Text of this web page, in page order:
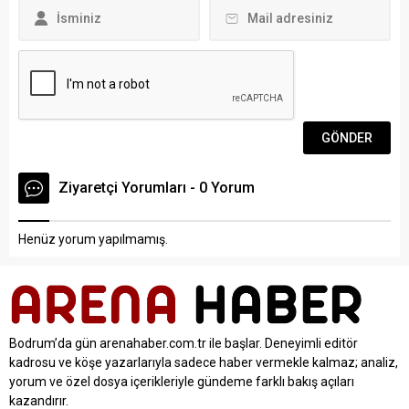
Ziyaretçi Yorumları - 0 Yorum
Henüz yorum yapılmamış.
Bodrum’da gün arenahaber.com.tr ile başlar. Deneyimli editör
kadrosu ve köşe yazarlarıyla sadece haber vermekle kalmaz; analiz,
yorum ve özel dosya içerikleriyle gündeme farklı bakış açıları
kazandırır.